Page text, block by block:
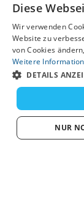
Service
© 2026
Rechte
Diese
Wir verwenden
Website zu
von Cookies
Weitere
DETAILS
NUR